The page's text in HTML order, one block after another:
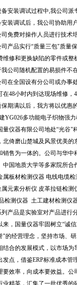
备安装调试过程中,我公司派
安装调试后，我公司协助用
司免费对操作人员进行技术
司产品实行“质量三包"质量
维修和更换缺陷的零件或整
我公司随机配置的易损件不
司在全国设有分公司或办事
在48小时内到达现场维修，
保期满以后，我方将以优惠
量仪器有限公司地处“光谷"
北倚磨山楚城及风景优美的
销售为一体的。公司与华中
中国地质大学等多家院所
材检测仪器 电线电缆检
素分析仪 皮革拉链检测
检测仪器 土工建材检测仪
品是实验室对产品进行分
来，国量仪器牢固树立“诚
"的经营理念，坚持市场、
结合的发展模式，以市场为
发点，借鉴ERP标准成本管
要效率，向成本要效益。公
业精英，汇集了一批优秀的